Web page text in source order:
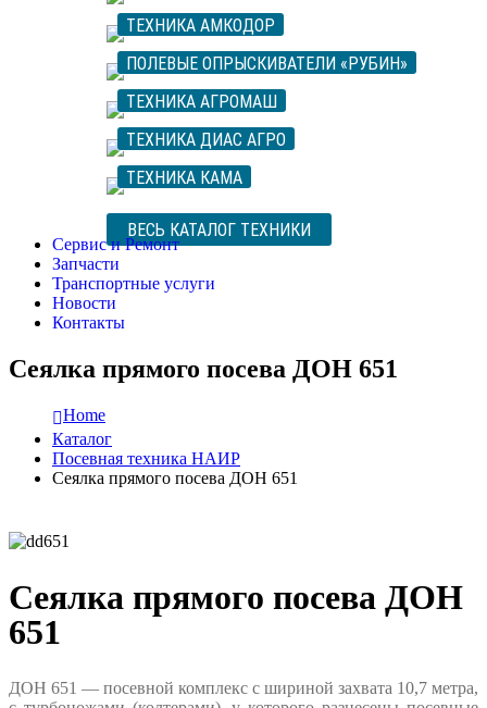
ТЕХНИКА АМКОДОР
ПОЛЕВЫЕ ОПРЫСКИВАТЕЛИ «РУБИН»
ТЕХНИКА АГРОМАШ
ТЕХНИКА ДИАС АГРО
ТЕХНИКА КАМА
ВЕСЬ КАТАЛОГ ТЕХНИКИ
Сервис и Ремонт
Запчасти
Транспортные услуги
Новости
Контакты
Сеялка прямого посева ДОН 651
Home
Каталог
Посевная техника НАИР
Сеялка прямого посева ДОН 651
Сеялка прямого посева ДОН
651
ДОН 651 — посевной комплекс с шириной захвата 10,7 метра,